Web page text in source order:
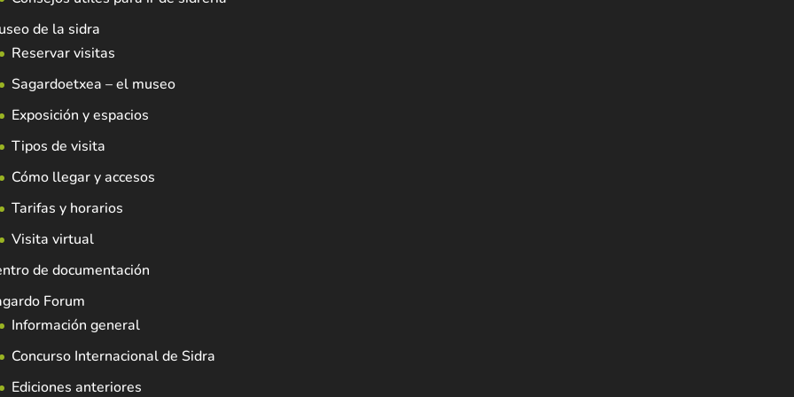
de la sidra
Reservar visitas
Sagardoetxea – el museo
Exposición y espacios
Tipos de visita
Cómo llegar y accesos
Tarifas y horarios
Visita virtual
de documentación
Forum
Información general
Concurso Internacional de Sidra
Ediciones anteriores